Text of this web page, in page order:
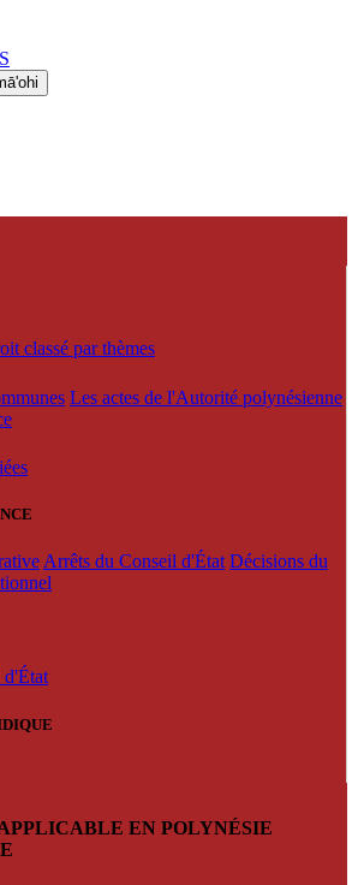
classé par thèmes
Les actes de l'Autorité polynésienne
Arrêts du Conseil d'État Décisions du
d'État
EN POLYNÉSIE